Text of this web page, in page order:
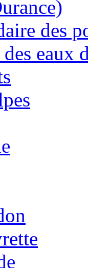
des
eaux